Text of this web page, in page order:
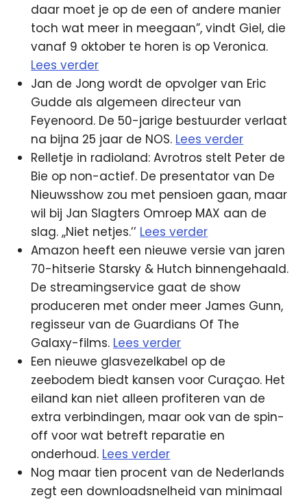
daar moet je op de een of andere manier
toch wat meer in meegaan”, vindt Giel, die
vanaf 9 oktober te horen is op Veronica.
Lees verder
Jan de Jong wordt de opvolger van Eric
Gudde als algemeen directeur van
Feyenoord. De 50-jarige bestuurder verlaat
na bijna 25 jaar de NOS. Lees verder
Relletje in radioland: Avrotros stelt Peter de
Bie op non-actief. De presentator van De
Nieuwsshow zou met pensioen gaan, maar
wil bij Jan Slagters Omroep MAX aan de
slag. ,,Niet netjes.’’ Lees verder
Amazon heeft een nieuwe versie van jaren
70-hitserie Starsky & Hutch binnengehaald.
De streamingservice gaat de show
produceren met onder meer James Gunn,
regisseur van de Guardians Of The
Galaxy-films. Lees verder
Een nieuwe glasvezelkabel op de
zeebodem biedt kansen voor Curaçao. Het
eiland kan niet alleen profiteren van de
extra verbindingen, maar ook van de spin-
off voor wat betreft reparatie en
onderhoud. Lees verder
Nog maar tien procent van de Nederlands
zegt een downloadsnelheid van minimaal